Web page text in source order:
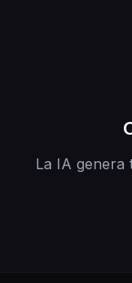
La IA genera